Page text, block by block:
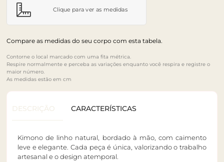
Clique para ver as medidas
Compare as medidas do seu corpo com esta tabela.
Contorne o local marcado com uma fita métrica.
Respire normalmente e perceba as variações enquanto você respira e registre o
maior número.
As medidas estão em cm
DESCRIÇÃO CARACTERÍSTICAS
Kimono de linho natural, bordado à mão, com caimento
leve e elegante. Cada peça é única, valorizando o trabalho
artesanal e o design atemporal.